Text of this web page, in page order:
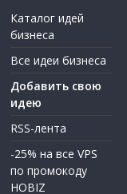
Каталог идей
бизнеса
Все идеи бизнеса
Добавить свою
идею
RSS-лента
-25% на все VPS
по промокоду
HOBIZ